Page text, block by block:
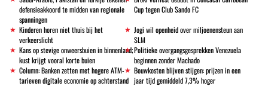
defensieakkoord te midden van regionale
spanningen
Cup tegen Club Sando FC
Kinderen horen niet thuis bij het
verkeerslicht
Jogi wil openheid over miljoenensteun aan
SLM
Kans op stevige onweersbuien in binnenland;
kust krijgt vooral korte buien
Politieke overgangsgesprekken Venezuela
beginnen zonder Machado
Column: Banken zetten met hogere ATM-
tarieven digitale economie op achterstand
Bouwkosten blijven stijgen: prijzen in een
jaar tijd gemiddeld 7,3% hoger